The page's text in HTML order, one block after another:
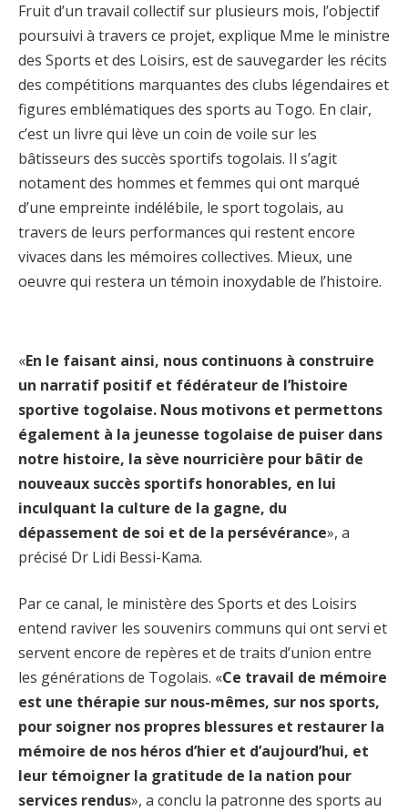
Fruit d’un travail collectif sur plusieurs mois, l’objectif
poursuivi à travers ce projet, explique Mme le ministre
des Sports et des Loisirs, est de sauvegarder les récits
des compétitions marquantes des clubs légendaires et
figures emblématiques des sports au Togo. En clair,
c’est un livre qui lève un coin de voile sur les
bâtisseurs des succès sportifs togolais. Il s’agit
notament des hommes et femmes qui ont marqué
d’une empreinte indélébile, le sport togolais, au
travers de leurs performances qui restent encore
vivaces dans les mémoires collectives. Mieux, une
oeuvre qui restera un témoin inoxydable de l’histoire.
«En le faisant ainsi, nous continuons à construire
un narratif positif et fédérateur de l’histoire
sportive togolaise. Nous motivons et permettons
également à la jeunesse togolaise de puiser dans
notre histoire, la sève nourricière pour bâtir de
nouveaux succès sportifs honorables, en lui
inculquant la culture de la gagne, du
dépassement de soi et de la persévérance», a
précisé Dr Lidi Bessi-Kama.
Par ce canal, le ministère des Sports et des Loisirs
entend raviver les souvenirs communs qui ont servi et
servent encore de repères et de traits d’union entre
les générations de Togolais. «Ce travail de mémoire
est une thérapie sur nous-mêmes, sur nos sports,
pour soigner nos propres blessures et restaurer la
mémoire de nos héros d’hier et d’aujourd’hui, et
leur témoigner la gratitude de la nation pour
services rendus», a conclu la patronne des sports au